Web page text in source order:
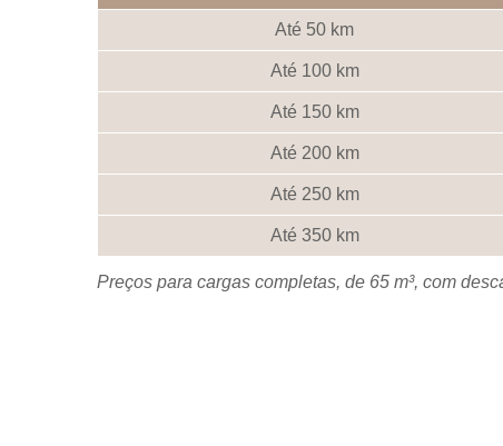
Até 50 km
Até 100 km
Até 150 km
Até 200 km
Até 250 km
Até 350 km
Preços para cargas completas, de 65 m³, com